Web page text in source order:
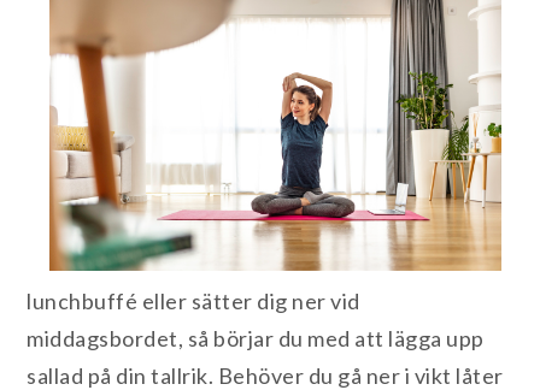
lunchbuffé eller sätter dig ner vid
middagsbordet, så börjar du med att lägga upp
sallad på din tallrik. Behöver du gå ner i vikt låter